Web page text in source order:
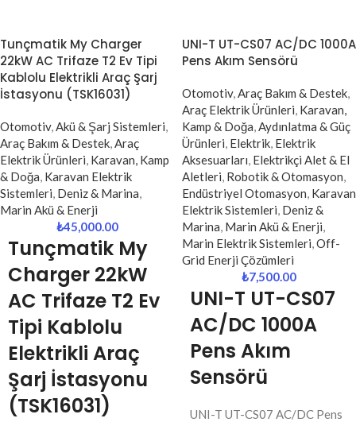
Tunçmatik My Charger
22kW AC Trifaze T2 Ev Tipi
Kablolu Elektrikli Araç Şarj
İstasyonu (TSK16031)
Otomotiv,Akü & Şarj Sistemleri,
Araç Bakım & Destek,Araç
Elektrik Ürünleri, Karavan, Kamp
& Doğa, Karavan Elektrik
Sistemleri, Deniz & Marina,
Marin Akü & Enerji
₺45,000.00
Tunçmatik My
Charger 22kW
AC Trifaze T2 Ev
Tipi Kablolu
Elektrikli Araç
Şarj İstasyonu
(TSK16031)
UNI-T UT-CS07 AC/DC 1000A
Pens Akım Sensörü
Otomotiv,Araç Bakım & Destek,
Araç Elektrik Ürünleri, Karavan,
Kamp & Doğa,Aydınlatma & Güç
Ürünleri, Elektrik, Elektrik
Aksesuarları, Elektrikçi Alet & El
Aletleri, Robotik & Otomasyon,
Endüstriyel Otomasyon, Karavan
Elektrik Sistemleri, Deniz &
Marina, Marin Akü & Enerji,
Marin Elektrik Sistemleri,Off-
Grid Enerji Çözümleri
₺7,500.00
UNI-T UT-CS07
AC/DC 1000A
Pens Akım
Sensörü
UNI-T UT-CS07 AC/DC Pens